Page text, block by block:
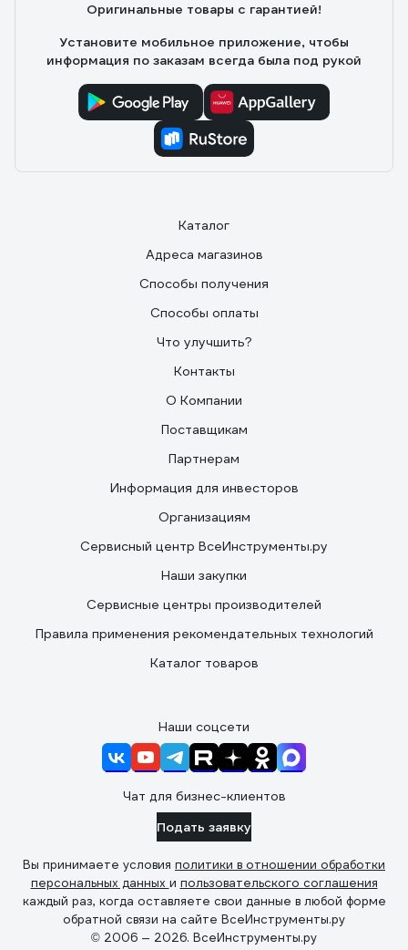
Оригинальные товары с гарантией!
Установите мобильное приложение, чтобы
информация по заказам всегда была под рукой
Каталог
Адреса магазинов
Способы получения
Способы оплаты
Что улучшить?
Контакты
О Компании
Поставщикам
Партнерам
Информация для инвесторов
Организациям
Сервисный центр ВсеИнструменты.ру
Наши закупки
Сервисные центры производителей
Правила применения рекомендательных технологий
Каталог товаров
Наши соцсети
Чат для бизнес-клиентов
Подать заявку
Вы принимаете условия политики в отношении обработки
персональных данных и пользовательского соглашения
каждый раз, когда оставляете свои данные в любой форме
обратной связи на сайте ВсеИнструменты.ру
© 2006 — 2026. ВсеИнструменты.ру